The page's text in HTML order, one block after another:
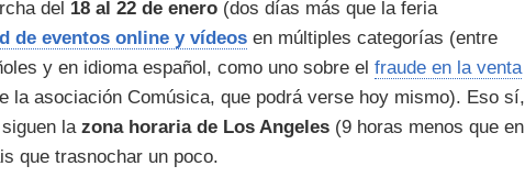
del 18 al 22 de enero (dos días más que la feria
de eventos online y vídeos en múltiples categorías (entre
y en idioma español, como uno sobre el fraude en la venta
la asociación Comúsica, que podrá verse hoy mismo). Eso sí,
la zona horaria de Los Angeles (9 horas menos que en
que trasnochar un poco.